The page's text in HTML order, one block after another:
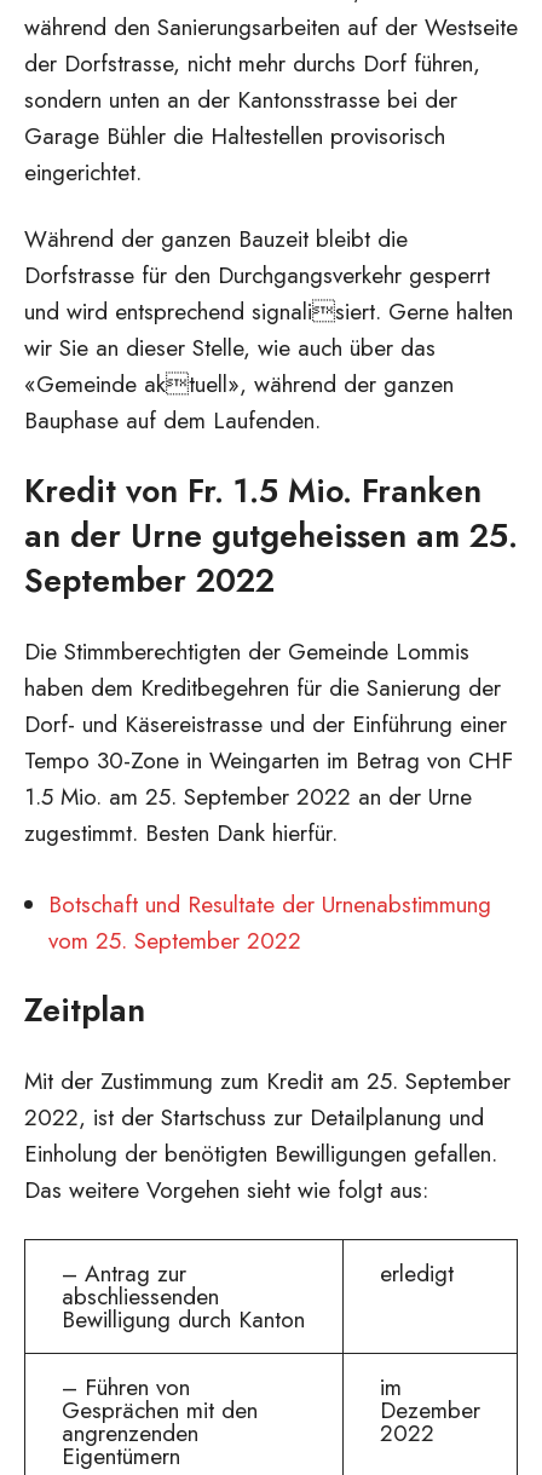
während den Sanierungsarbeiten auf der Westseite
der Dorfstrasse, nicht mehr durchs Dorf führen,
sondern unten an der Kantonsstrasse bei der
Garage Bühler die Haltestellen provisorisch
eingerichtet.
Während der ganzen Bauzeit bleibt die
Dorfstrasse für den Durchgangsverkehr gesperrt
und wird entsprechend signalisiert. Gerne halten
wir Sie an dieser Stelle, wie auch über das
«Gemeinde aktuell», während der ganzen
Bauphase auf dem Laufenden.
Kredit von Fr. 1.5 Mio. Franken
an der Urne gutgeheissen am 25.
September 2022
Die Stimmberechtigten der Gemeinde Lommis
haben dem Kreditbegehren für die Sanierung der
Dorf- und Käsereistrasse und der Einführung einer
Tempo 30-Zone in Weingarten im Betrag von CHF
1.5 Mio. am 25. September 2022 an der Urne
zugestimmt. Besten Dank hierfür.
Botschaft und Resultate der Urnenabstimmung
vom 25. September 2022
Zeitplan
Mit der Zustimmung zum Kredit am 25. September
2022, ist der Startschuss zur Detailplanung und
Einholung der benötigten Bewilligungen gefallen.
Das weitere Vorgehen sieht wie folgt aus:
– Antrag zur
abschliessenden
Bewilligung durch Kanton
erledigt
– Führen von
Gesprächen mit den
angrenzenden
Eigentümern
im
Dezember
2022